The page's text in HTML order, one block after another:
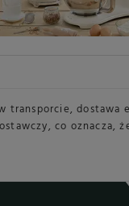
co oznacza,